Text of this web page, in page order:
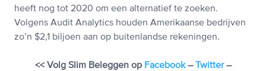
heeft nog tot 2020 om een alternatief te zoeken.
Volgens Audit Analytics houden Amerikaanse bedrijven
zo’n $2,1 biljoen aan op buitenlandse rekeningen.
<< Volg Slim Beleggen op Facebook–Twitter–